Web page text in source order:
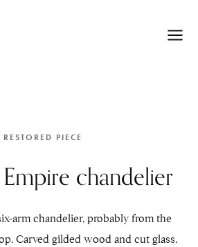
RESTORED PIECE
chandelier
arm chandelier, probably from the
Carved gilded wood and cut glass.